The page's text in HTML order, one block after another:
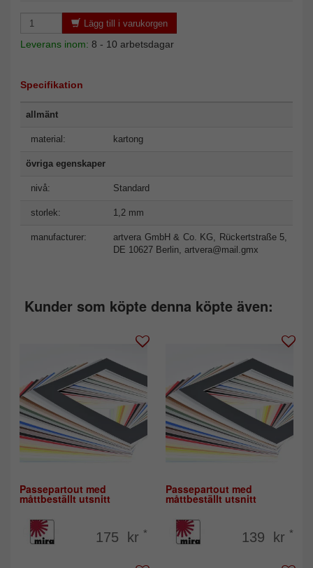
Lägg till i varukorgen
Leverans inom: 8 - 10 arbetsdagar
Specifikation
allmänt
material: kartong
övriga egenskaper
nivå: Standard
storlek: 1,2 mm
manufacturer:
artvera GmbH & Co. KG, Rückertstraße 5,
DE 10627 Berlin, artvera@mail.gmx
Kunder som köpte denna köpte även:
Passepartout med
måttbeställt utsnitt
175 kr *
Passepartout med
måttbeställt utsnitt
139 kr *